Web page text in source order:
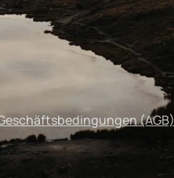
(AGB)